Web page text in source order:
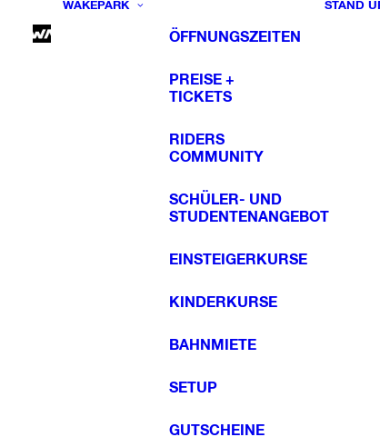
WAKEPARK
ÖFFNUNGSZEITEN
PREISE +
TICKETS
RIDERS
COMMUNITY
SCHÜLER- UND
STUDENTENANGEBOT
EINSTEIGERKURSE
KINDERKURSE
BAHNMIETE
SETUP
GUTSCHEINE
STAND